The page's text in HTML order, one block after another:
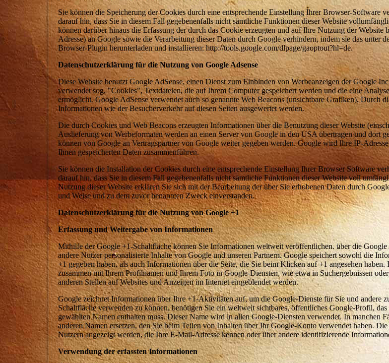
Sie können die Speicherung der Cookies durch eine entsprechende Einstellung Ihrer Browser-Software
darauf hin, dass Sie in diesem Fall gegebenenfalls nicht sämtliche Funktionen dieser Website
können darüber hinaus die Erfassung der durch das Cookie erzeugten und auf Ihre Nutzung der Website
Adresse) an Google sowie die Verarbeitung dieser Daten durch Google verhindern, indem sie das unter
Browser-Plugin herunterladen und installieren: http://tools.google.com/dlpage/gaoptout?hl=de.
Datenschutzerklärung für die Nutzung von Google Adsense
Diese Website benutzt Google AdSense, einen Dienst zum Einbinden von Werbeanzeigen der Google
verwendet sog. "Cookies", Textdateien, die auf Ihrem Computer gespeichert werden und die eine
ermöglicht. Google AdSense verwendet auch so genannte Web Beacons (unsichtbare Grafiken). Durch
Informationen wie der Besucherverkehr auf diesen Seiten ausgewertet werden.
Die durch Cookies und Web Beacons erzeugten Informationen über die Benutzung dieser Website
Auslieferung von Werbeformaten werden an einen Server von Google in den USA übertragen und dort
können von Google an Vertragspartner von Google weiter gegeben werden. Google wird Ihre IP-
Ihnen gespeicherten Daten zusammenführen.
Sie können die Installation der Cookies durch eine entsprechende Einstellung Ihrer Browser Software
darauf hin, dass Sie in diesem Fall gegebenenfalls nicht sämtliche Funktionen dieser Website voll
Nutzung dieser Website erklären Sie sich mit der Bearbeitung der über Sie erhobenen Daten durch
und Weise und zu dem zuvor benannten Zweck einverstanden.
Datenschutzerklärung für die Nutzung von Google +1
Erfassung und Weitergabe von Informationen
Mithilfe der Google +1-Schaltfläche können Sie Informationen weltweit veröffentlichen. über die Google
andere Nutzer personalisierte Inhalte von Google und unseren Partnern. Google speichert sowohl die
+1 gegeben haben, als auch Informationen über die Seite, die Sie beim Klicken auf +1 angesehen
zusammen mit Ihrem Profilnamen und Ihrem Foto in Google-Diensten, wie etwa in Suchergebnissen
anderen Stellen auf Websites und Anzeigen im Internet eingeblendet werden.
Google zeichnet Informationen über Ihre +1-Aktivitäten auf, um die Google-Dienste für Sie und andere
Schaltfläche verwenden zu können, benötigen Sie ein weltweit sichtbares, öffentliches Google-Profil,
gewählten Namen enthalten muss. Dieser Name wird in allen Google-Diensten verwendet. In manchen
anderen Namen ersetzen, den Sie beim Teilen von Inhalten über Ihr Google-Konto verwendet haben.
Nutzern angezeigt werden, die Ihre E-Mail-Adresse kennen oder über andere identifizierende
Verwendung der erfassten Informationen